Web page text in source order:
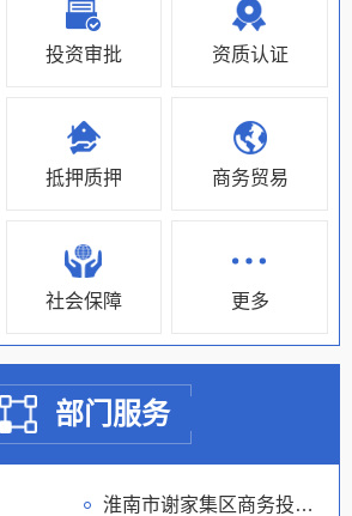
投资审批 资质认证
抵押质押 商务贸易
社会保障 更多
部门服务
淮南市谢家集区商务投资促进局